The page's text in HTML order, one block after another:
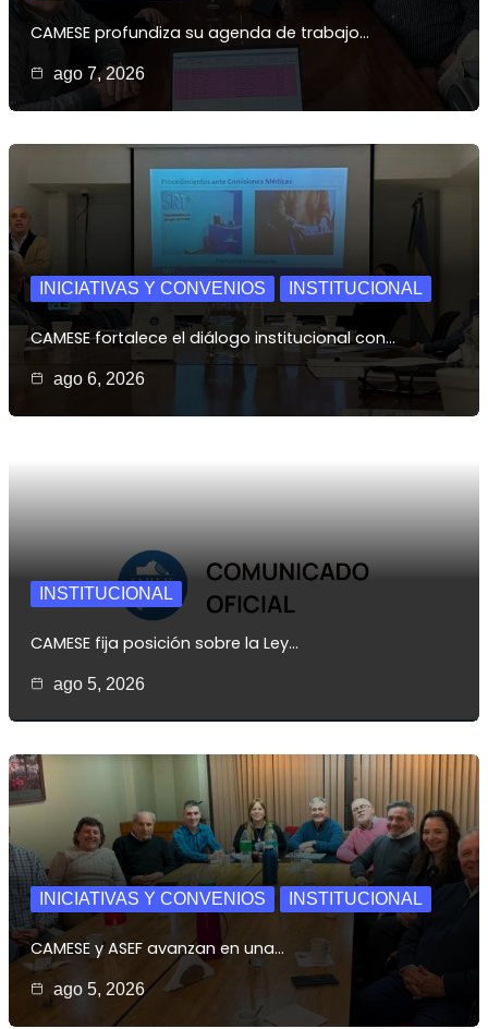
CAMESE profundiza su agenda de trabajo…
ago 7, 2026
INICIATIVAS Y CONVENIOS INSTITUCIONAL
CAMESE fortalece el diálogo institucional con…
ago 6, 2026
INSTITUCIONAL
CAMESE fija posición sobre la Ley…
ago 5, 2026
INICIATIVAS Y CONVENIOS INSTITUCIONAL
CAMESE y ASEF avanzan en una…
ago 5, 2026